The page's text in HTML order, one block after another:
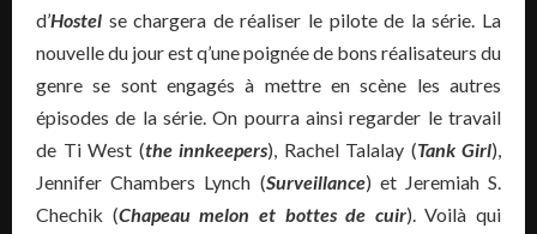
d’Hostel se chargera de réaliser le pilote de la série. La
nouvelle du jour est q’une poignée de bons réalisateurs du
genre se sont engagés à mettre en scène les autres
épisodes de la série. On pourra ainsi regarder le travail
de Ti West (the innkeepers), Rachel Talalay (Tank Girl),
Jennifer Chambers Lynch (Surveillance) et Jeremiah S.
Chechik (Chapeau melon et bottes de cuir). Voilà qui